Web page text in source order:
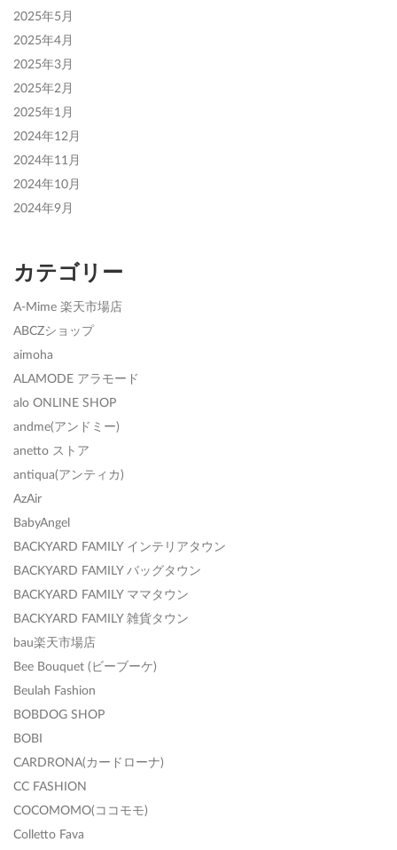
2025年5月
2025年4月
2025年3月
2025年2月
2025年1月
2024年12月
2024年11月
2024年10月
2024年9月
カテゴリー
A-Mime 楽天市場店
ABCZショップ
aimoha
ALAMODE アラモード
alo ONLINE SHOP
andme(アンドミー)
anetto ストア
antiqua(アンティカ)
AzAir
BabyAngel
BACKYARD FAMILY インテリアタウン
BACKYARD FAMILY バッグタウン
BACKYARD FAMILY ママタウン
BACKYARD FAMILY 雑貨タウン
bau楽天市場店
Bee Bouquet (ビーブーケ)
Beulah Fashion
BOBDOG SHOP
BOBI
CARDRONA(カードローナ)
CC FASHION
COCOMOMO(ココモモ)
Colletto Fava